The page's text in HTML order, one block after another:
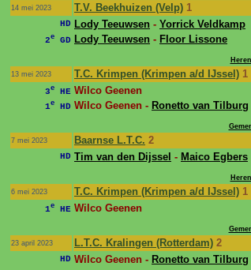
14 mei 2023
T.V. Beekhuizen (Velp) 1
HD Lody Teeuwsen - Yorrick Veldkamp
2e GD Lody Teeuwsen - Floor Lissone
13 mei 2023
T.C. Krimpen (Krimpen a/d IJssel) 1
3e HE Wilco Geenen
1e HD Wilco Geenen - Ronetto van Tilburg
7 mei 2023
Baarnse L.T.C. 2
HD Tim van den Dijssel - Maico Egbers
6 mei 2023
T.C. Krimpen (Krimpen a/d IJssel) 1
1e HE Wilco Geenen
23 april 2023
L.T.C. Kralingen (Rotterdam) 2
HD Wilco Geenen - Ronetto van Tilburg